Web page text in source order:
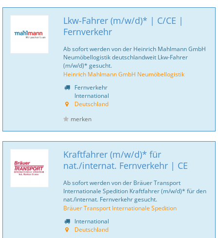
Lkw-Fahrer (m/w/d)* | C/CE |
Fernverkehr
Ab sofort werden von der Heinrich Mahlmann GmbH
Neumöbellogistik deutschlandweit Lkw-Fahrer
(m/w/d)* gesucht.
Heinrich Mahlmann GmbH Neumöbellogistik
Fernverkehr
International
Deutschland
merken
Kraftfahrer (m/w/d)* für
nat./internat. Fernverkehr | CE
Ab sofort werden von der Bräuer Transport
Internationale Spedition Kraftfahrer (m/w/d)* für den
nat./internat. Fernverkehr gesucht.
Bräuer Transport Internationale Spedition
International
Deutschland